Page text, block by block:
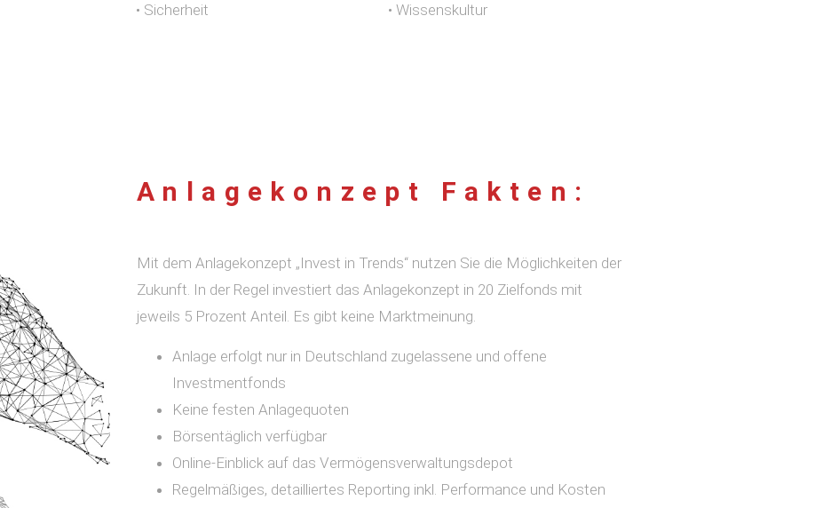
• Sicherheit • Wissenskultur
Anlagekonzept Fakten:
Mit dem Anlagekonzept „Invest in Trends“ nutzen Sie die Möglichkeiten der
Zukunft. In der Regel investiert das Anlagekonzept in 20 Zielfonds mit
jeweils 5 Prozent Anteil. Es gibt keine Marktmeinung.
Anlage erfolgt nur in Deutschland zugelassene und offene
Investmentfonds
Keine festen Anlagequoten
Börsentäglich verfügbar
Online-Einblick auf das Vermögensverwaltungsdepot
Regelmäßiges, detailliertes Reporting inkl. Performance und Kosten